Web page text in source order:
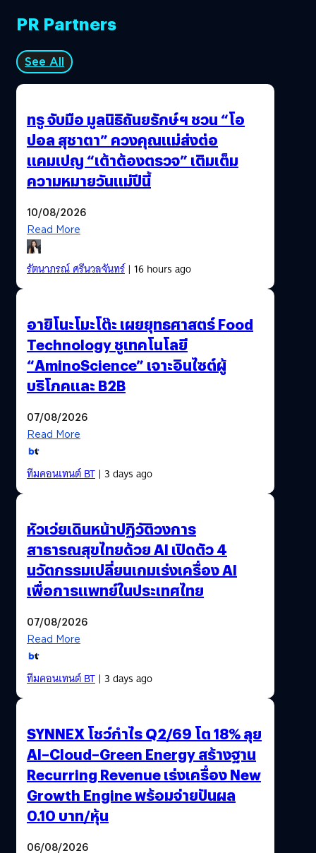
PR Partners
See All
ทรู จับมือ มูลนิธิถันยรักษ์ฯ ชวน “โอ
ปอล สุชาตา” ควงคุณแม่ส่งต่อ
แคมเปญ “เต้าต้องตรวจ” เติมเต็ม
ความหมายวันแม่ปีนี้
10/08/2026
Read More
รัตนาภรณ์ ศรีนวลจันทร์| 16 hours ago
อายิโนะโมะโต๊ะ เผยยุทธศาสตร์ Food
Technology ชูเทคโนโลยี
“AminoScience” เจาะอินไซต์ผู้
บริโภคและ B2B
07/08/2026
Read More
ทีมคอนเทนต์ BT| 3 days ago
หัวเว่ยเดินหน้าปฏิวัติวงการ
สาธารณสุขไทยด้วย AI เปิดตัว 4
นวัตกรรมเปลี่ยนเกมเร่งเครื่อง AI
เพื่อการแพทย์ในประเทศไทย
07/08/2026
Read More
ทีมคอนเทนต์ BT| 3 days ago
SYNNEX โชว์กำไร Q2/69 โต 18% ลุย
AI–Cloud–Green Energy สร้างฐาน
Recurring Revenue เร่งเครื่อง New
Growth Engine พร้อมจ่ายปันผล
0.10 บาท/หุ้น
06/08/2026